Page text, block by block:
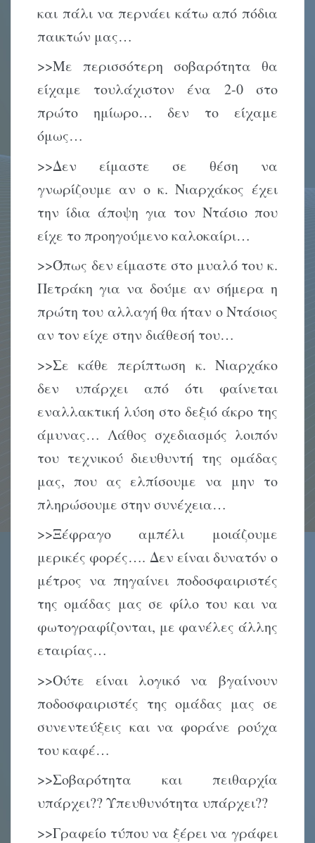
και πάλι να περνάει κάτω από πόδια
παικτών μας…
>>Με περισσότερη σοβαρότητα θα
είχαμε τουλάχιστον ένα 2-0 στο
πρώτο ημίωρο… δεν το είχαμε
όμως…
>>Δεν είμαστε σε θέση να
γνωρίζουμε αν ο κ. Νιαρχάκος έχει
την ίδια άποψη για τον Ντάσιο που
είχε το προηγούμενο καλοκαίρι…
>>Όπως δεν είμαστε στο μυαλό του κ.
Πετράκη για να δούμε αν σήμερα η
πρώτη του αλλαγή θα ήταν ο Ντάσιος
αν τον είχε στην διάθεσή του…
>>Σε κάθε περίπτωση κ. Νιαρχάκο
δεν υπάρχει από ότι φαίνεται
εναλλακτική λύση στο δεξιό άκρο της
άμυνας… Λάθος σχεδιασμός λοιπόν
του τεχνικού διευθυντή της ομάδας
μας, που ας ελπίσουμε να μην το
πληρώσουμε στην συνέχεια…
>>Ξέφραγο αμπέλι μοιάζουμε
μερικές φορές…. Δεν είναι δυνατόν ο
μέτρος να πηγαίνει ποδοσφαιριστές
της ομάδας μας σε φίλο του και να
φωτογραφίζονται, με φανέλες άλλης
εταιρίας…
>>Ούτε είναι λογικό να βγαίνουν
ποδοσφαιριστές της ομάδας μας σε
συνεντεύξεις και να φοράνε ρούχα
του καφέ…
>>Σοβαρότητα και πειθαρχία
υπάρχει?? Υπευθυνότητα υπάρχει??
>>Γραφείο τύπου να ξέρει να γράφει